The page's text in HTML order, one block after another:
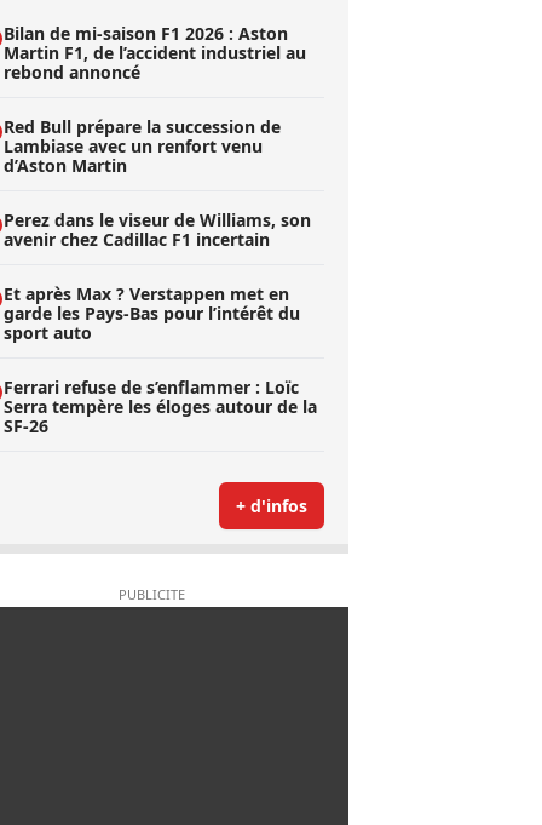
Bilan de mi-saison F1 2026 : Aston
Martin F1, de l’accident industriel au
rebond annoncé
Red Bull prépare la succession de
Lambiase avec un renfort venu
d’Aston Martin
Perez dans le viseur de Williams, son
avenir chez Cadillac F1 incertain
Et après Max ? Verstappen met en
garde les Pays-Bas pour l’intérêt du
sport auto
Ferrari refuse de s’enflammer : Loïc
Serra tempère les éloges autour de la
SF-26
+ d'infos